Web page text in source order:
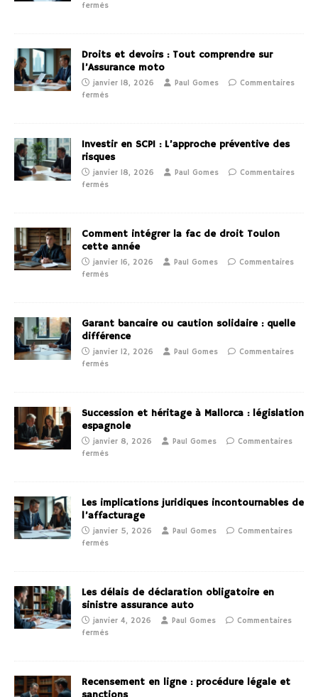
fermés
Droits et devoirs : Tout comprendre sur
l’Assurance moto
janvier 18, 2026 Paul Gomes
Commentaires
fermés
Investir en SCPI : L’approche préventive des
risques
janvier 18, 2026 Paul Gomes
Commentaires
fermés
Comment intégrer la fac de droit Toulon
cette année
janvier 16, 2026 Paul Gomes
Commentaires
fermés
Garant bancaire ou caution solidaire : quelle
différence
janvier 12, 2026 Paul Gomes
Commentaires
fermés
Succession et héritage à Mallorca : législation
espagnole
janvier 8, 2026 Paul Gomes
Commentaires
fermés
Les implications juridiques incontournables de
l’affacturage
janvier 5, 2026 Paul Gomes
Commentaires
fermés
Les délais de déclaration obligatoire en
sinistre assurance auto
janvier 4, 2026 Paul Gomes
Commentaires
fermés
Recensement en ligne : procédure légale et